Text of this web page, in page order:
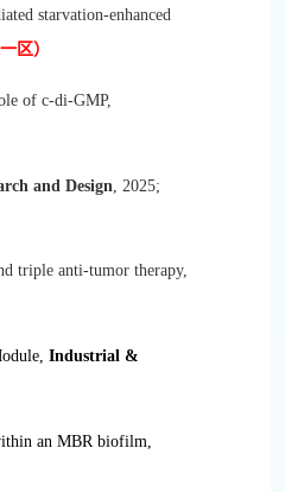
starvation-enhanced
一区）
of c-di-GMP,
and Design , 2025;
triple anti-tumor therapy,
Industrial &
an MBR biofilm,